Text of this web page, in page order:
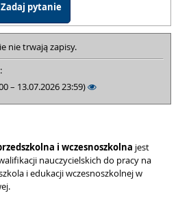
Zadaj pytanie
nie trwają zapisy.
– 13.07.2026 23:59)
i wczesnoszkolna jest
nauczycielskich do pracy na
i edukacji wczesnoszkolnej w